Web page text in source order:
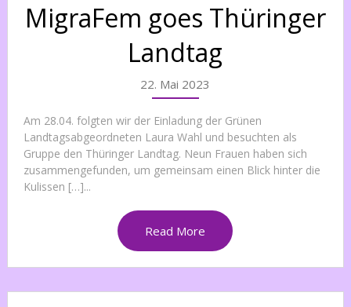
MigraFem goes Thüringer
Landtag
22. Mai 2023
Am 28.04. folgten wir der Einladung der Grünen
Landtagsabgeordneten Laura Wahl und besuchten als
Gruppe den Thüringer Landtag. Neun Frauen haben sich
zusammengefunden, um gemeinsam einen Blick hinter die
Kulissen […]...
Read More